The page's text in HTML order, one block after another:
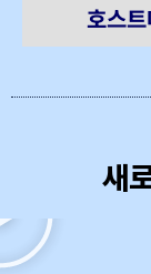
호스
새